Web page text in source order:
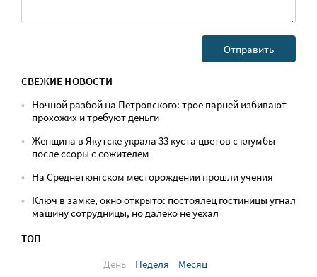
СВЕЖИЕ НОВОСТИ
Ночной разбой на Петровского: трое парней избивают
прохожих и требуют деньги
Женщина в Якутске украла 33 куста цветов с клумбы
после ссоры с сожителем
На Среднетюнгском месторождении прошли учения
Ключ в замке, окно открыто: постоялец гостиницы угнал
машину сотрудницы, но далеко не уехал
ТОП
День
Неделя Месяц